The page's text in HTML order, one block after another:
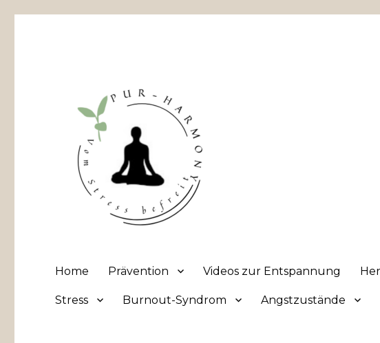
Home Prävention Videos zur Entspannung
Stress Burnout-Syndrom Angstzustände